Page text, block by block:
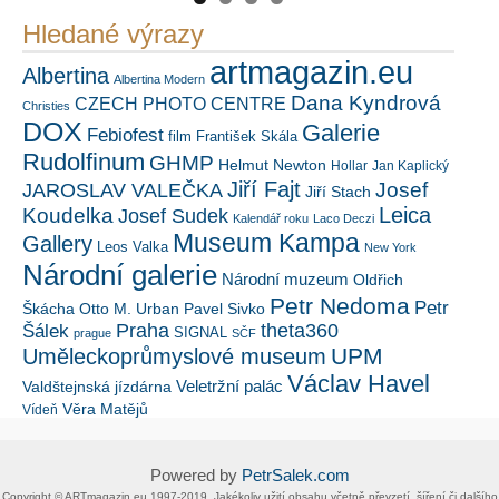
Hledané výrazy
Albertina Albertina Modern artmagazin.eu
Christies CZECH PHOTO CENTRE Dana Kyndrová
DOX Febiofest film František Skála Galerie
Rudolfinum GHMP Helmut Newton Hollar Jan Kaplický
JAROSLAV VALEČKA Jiří Fajt Jiří Stach Josef
Koudelka Josef Sudek Kalendář roku Laco Deczi Leica
Gallery Leos Valka Museum Kampa New York
Národní galerie Národní muzeum Oldřich
Škácha Otto M. Urban Pavel Sivko Petr Nedoma Petr
Šálek prague Praha SIGNAL SČF theta360
Uměleckoprůmyslové museum UPM
Valdštejnská jízdárna Veletržní palác Václav Havel
Vídeň Věra Matějů
Powered by PetrSalek.com